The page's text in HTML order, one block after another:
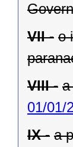
VII - o
VIII - a
01/01/
IX - a